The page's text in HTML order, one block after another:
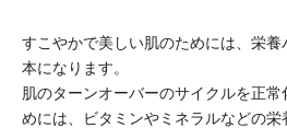
すこやかで美しい肌のためには、栄
本になります。
肌のターンオーバーのサイクルを正
めには、ビタミンやミネラルなどの